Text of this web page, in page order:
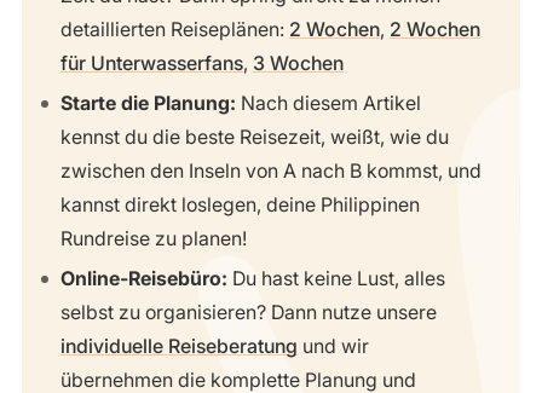
detaillierten Reiseplänen: 2 Wochen, 2 Wochen
für Unterwasserfans, 3 Wochen
Starte die Planung: Nach diesem Artikel
kennst du die beste Reisezeit, weißt, wie du
zwischen den Inseln von A nach B kommst, und
kannst direkt loslegen, deine Philippinen
Rundreise zu planen!
Online-Reisebüro: Du hast keine Lust, alles
selbst zu organisieren? Dann nutze unsere
individuelle Reiseberatung und wir
übernehmen die komplette Planung und